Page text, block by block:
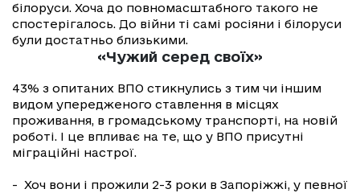
білоруси. Хоча до повномасштабного такого не
спостерігалось. До війни ті самі росіяни і білоруси
були достатньо близькими.
«Чужий серед своїх»
43% з опитаних ВПО стикнулись з тим чи іншим
видом упередженого ставлення в місцях
проживання, в громадському транспорті, на новій
роботі. І це впливає на те, що у ВПО присутні
міграційні настрої.
- Хоч вони і прожили 2-3 роки в Запоріжжі, у певної